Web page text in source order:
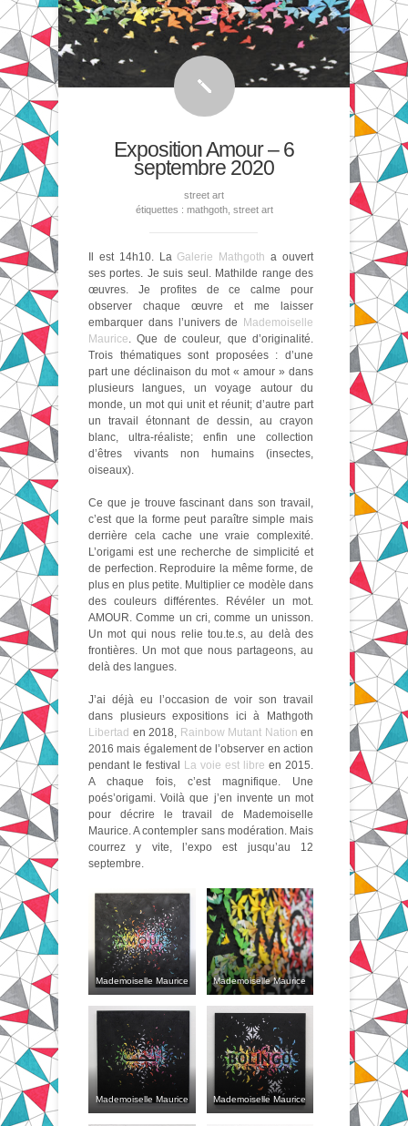
Exposition Amour – 6
septembre 2020
street art
étiquettes : mathgoth, street art
Il est 14h10. La Galerie Mathgoth a ouvert
ses portes. Je suis seul. Mathilde range des
œuvres. Je profites de ce calme pour
observer chaque œuvre et me laisser
embarquer dans l’univers de Mademoiselle
Maurice . Que de couleur, que d’originalité.
Trois thématiques sont proposées : d’une
part une déclinaison du mot « amour » dans
plusieurs langues, un voyage autour du
monde, un mot qui unit et réunit; d’autre part
un travail étonnant de dessin, au crayon
blanc, ultra-réaliste; enfin une collection
d’êtres vivants non humains (insectes,
oiseaux).
Ce que je trouve fascinant dans son travail,
c’est que la forme peut paraître simple mais
derrière cela cache une vraie complexité.
L’origami est une recherche de simplicité et
de perfection. Reproduire la même forme, de
plus en plus petite. Multiplier ce modèle dans
des couleurs différentes. Révéler un mot.
AMOUR. Comme un cri, comme un unisson.
Un mot qui nous relie tou.te.s, au delà des
frontières. Un mot que nous partageons, au
delà des langues.
J’ai déjà eu l’occasion de voir son travail
dans plusieurs expositions ici à Mathgoth
Libertad en 2018, Rainbow Mutant Nation en
2016 mais également de l’observer en action
pendant le festival La voie est libre en 2015.
A chaque fois, c’est magnifique. Une
poés’origami. Voilà que j’en invente un mot
pour décrire le travail de Mademoiselle
Maurice. A contempler sans modération. Mais
courrez y vite, l’expo est jusqu’au 12
septembre.
Mademoiselle Maurice Mademoiselle Maurice
Mademoiselle Maurice Mademoiselle Maurice